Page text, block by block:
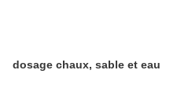
dosage chaux, sable et eau